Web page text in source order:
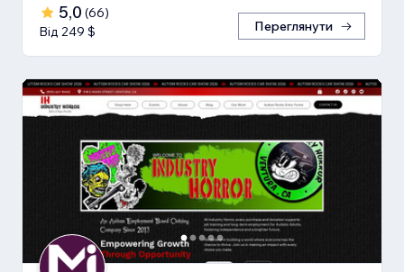
5,0 (66)
Від 249 $
Переглянути